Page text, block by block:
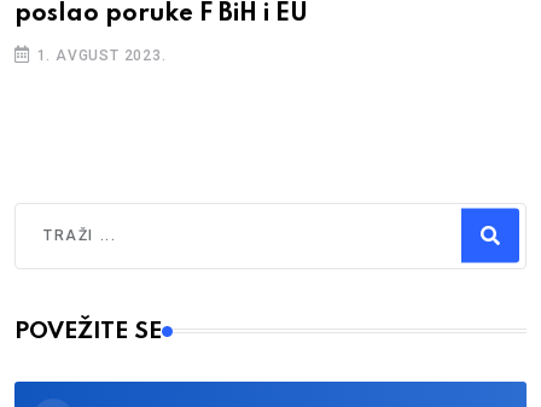
poslao poruke F BiH i EU
1. AVGUST 2023.
Type 2 or more characters for results.
POVEŽITE SE